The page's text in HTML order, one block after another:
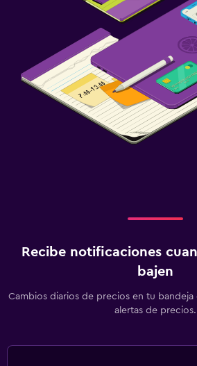
Recibe notificaciones
bajen
Cambios diarios de precios en tu
alertas de precios.